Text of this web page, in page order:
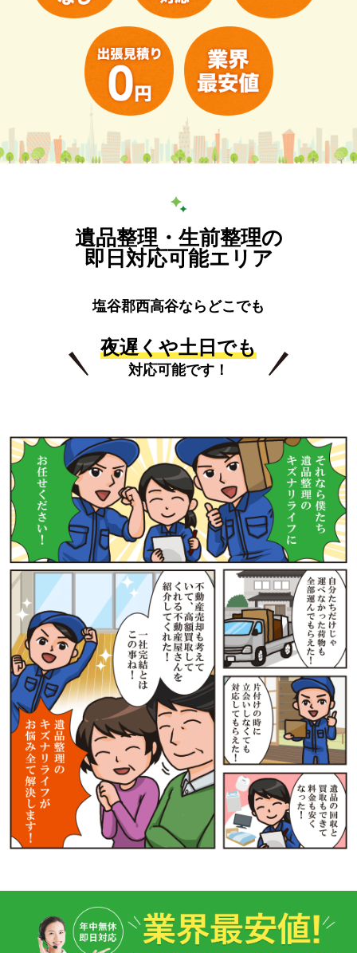
遺品整理・生前整理の
即日対応可能エリア
塩谷郡西高谷ならどこでも
夜遅くや土日でも
対応可能です！